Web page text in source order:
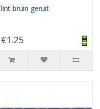
lint bruin geruit
€1.25